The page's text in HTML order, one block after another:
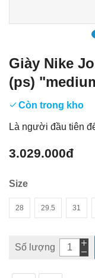
Giày Nike
(ps)
Còn trong kho
Là người đầu tiên
3.029.000đ
Size
28 29.5 31
Số lượng